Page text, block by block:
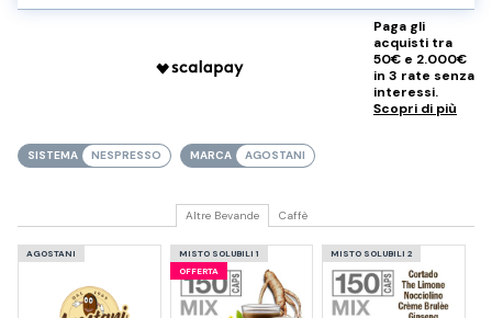
Paga gli
acquisti tra
50€ e 2.000€
in 3 rate senza
interessi.
Scopri di più
SISTEMA NESPRESSO MARCA AGOSTANI
Altre Bevande Caffè
AGOSTANI
MISTO SOLUBILI 1
OFFERTA
MISTO SOLUBILI 2